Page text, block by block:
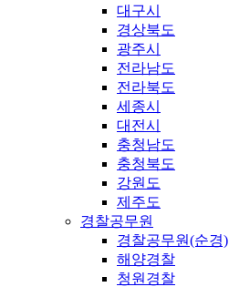
대구시
경상북도
광주시
전라남도
전라북도
세종시
대전시
충청남도
충청북도
강원도
제주도
경찰공무원
경찰공무원(순경)
해양경찰
청원경찰